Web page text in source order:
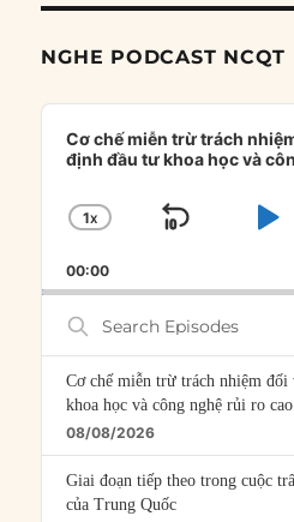
NGHE PODCAST NCQT
Audio
Player
Cơ chế miễn trừ trách
định đầu tư khoa học và
CHANGE
RATE
1X
SKIP
00:00
Search
Episodes
Cơ chế miễn trừ trách nhiệm
khoa học và công nghệ rủi ro cao
08/08/2026
Giai đoạn tiếp theo trong cuộc
của Trung Quốc